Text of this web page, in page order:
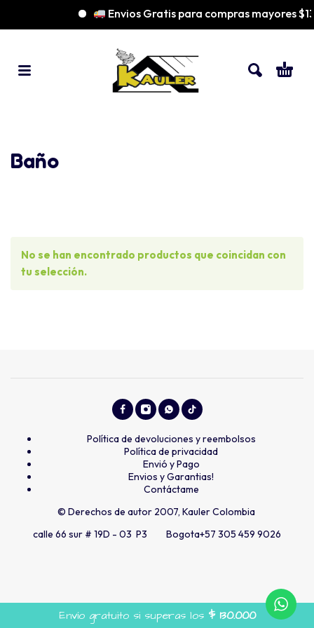
Envios Gratis para compras mayores
Baño
No se han encontrado productos que coincidan con
tu selección.
Política de devoluciones y reembolsos
Política de privacidad
Envió y Pago
Envios y Garantias!
Contáctame
© Derechos de autor 2007, Kauler Colombia
calle 66 sur # 19D - 03 P3 Bogota+57 305 459 9026
Envío gratuito si superas los $130.000